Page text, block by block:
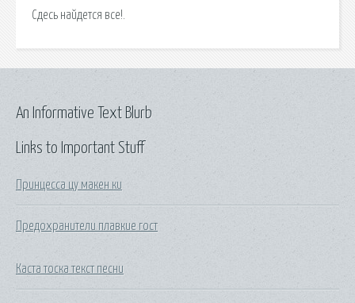
Сдесь найдется все!.
Links to Important Stuff
Принцесса цу макен ки
Предохранители плавкие гост
Каста тоска текст песни
An Informative Text Blurb